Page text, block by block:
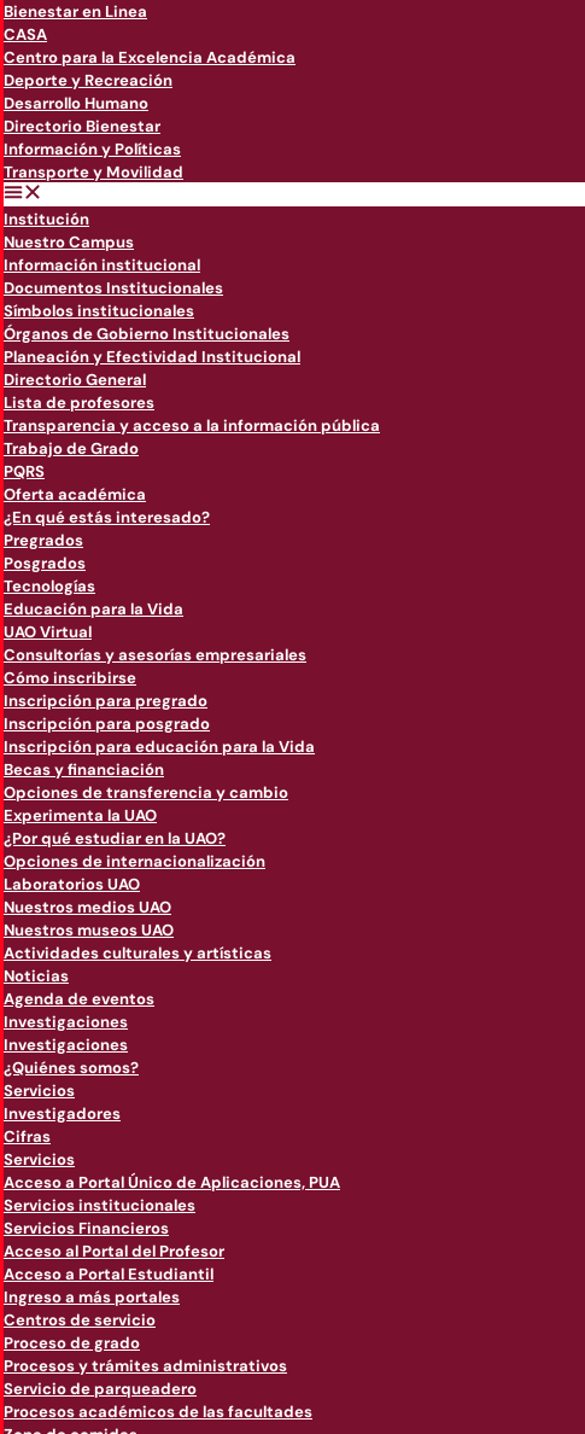
Bienestar en Linea
CASA
Centro para la Excelencia Académica
Deporte y Recreación
Desarrollo Humano
Directorio Bienestar
Información y Políticas
Transporte y Movilidad
Institución
Nuestro Campus
Información institucional
Documentos Institucionales
Símbolos institucionales
Órganos de Gobierno Institucionales
Planeación y Efectividad Institucional
Directorio General
Lista de profesores
Transparencia y acceso a la información pública
Trabajo de Grado
PQRS
Oferta académica
¿En qué estás interesado?
Pregrados
Posgrados
Tecnologías
Educación para la Vida
UAO Virtual
Consultorías y asesorías empresariales
Cómo inscribirse
Inscripción para pregrado
Inscripción para posgrado
Inscripción para educación para la Vida
Becas y financiación
Opciones de transferencia y cambio
Experimenta la UAO
¿Por qué estudiar en la UAO?
Opciones de internacionalización
Laboratorios UAO
Nuestros medios UAO
Nuestros museos UAO
Actividades culturales y artísticas
Noticias
Agenda de eventos
Investigaciones
Investigaciones
¿Quiénes somos?
Servicios
Investigadores
Cifras
Servicios
Acceso a Portal Único de Aplicaciones, PUA
Servicios institucionales
Servicios Financieros
Acceso al Portal del Profesor
Acceso a Portal Estudiantil
Ingreso a más portales
Centros de servicio
Proceso de grado
Procesos y trámites administrativos
Servicio de parqueadero
Procesos académicos de las facultades